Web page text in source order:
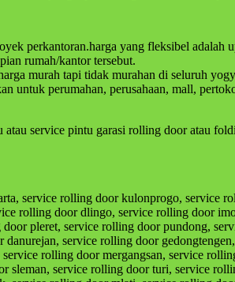
perkantoran.harga yang fleksibel
rumah/kantor tersebut.
murah tapi tidak murahan di seluruh
untuk perumahan, perusahaan, mall,
service pintu garasi rolling door atau
service rolling door kulonprogo, service
rolling door dlingo, service rolling door
pleret, service rolling door pundong,
service rolling door
rolling door mergangsan, service
service rolling door turi, service